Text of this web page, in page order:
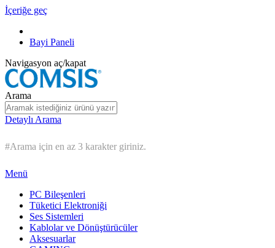
İçeriğe geç
Bayi Paneli
Navigasyon aç/kapat
Arama
Detaylı Arama
#Arama için en az 3 karakter giriniz.
Menü
PC Bileşenleri
Tüketici Elektroniği
Ses Sistemleri
Kablolar ve Dönüştürücüler
Aksesuarlar